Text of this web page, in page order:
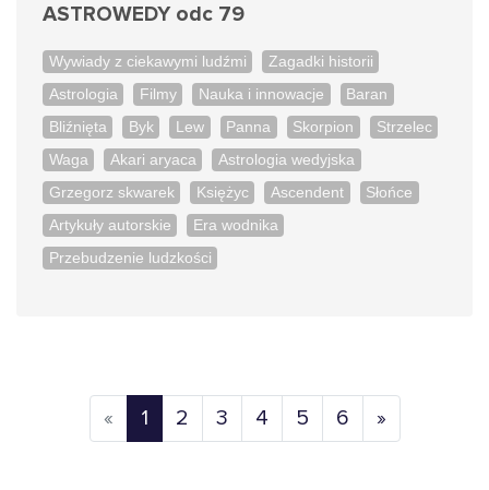
ASTROWEDY odc 79
Wywiady z ciekawymi ludźmi
Zagadki historii
Astrologia
Filmy Nauka i innowacje
Baran
Bliźnięta
Byk Lew Panna Skorpion
Strzelec
Waga
Akari aryaca
Astrologia wedyjska
Grzegorz skwarek
Księżyc Ascendent
Słońce
Artykuły autorskie
Era wodnika
Przebudzenie ludzkości
«Previous
1 2 3 4 5 6 »Next